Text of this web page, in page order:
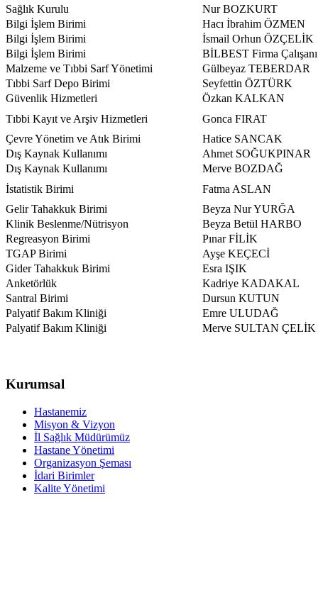
Sağlık Kurulu
Nur BOZKURT
Bilgi İşlem Birimi
Hacı İbrahim ÖZMEN
Bilgi İşlem Birimi
İsmail Orhun ÖZÇELİK
Bilgi İşlem Birimi
BİLBEST Firma Çalışanı
Malzeme ve Tıbbi Sarf Yönetimi
Gülbeyaz TEBERDAR
Tıbbi Sarf Depo Birimi
Seyfettin ÖZTÜRK
Güvenlik Hizmetleri
Özkan KALKAN
Tıbbi Kayıt ve Arşiv Hizmetleri
Gonca FIRAT
Çevre Yönetim ve Atık Birimi
Hatice SANCAK
Dış Kaynak Kullanımı
Ahmet SOĞUKPINAR
Dış Kaynak Kullanımı
Merve BOZDAĞ
İstatistik Birimi
Fatma ASLAN
Gelir Tahakkuk Birimi
Beyza Nur YURĞA
Klinik Beslenme/Nütrisyon
Beyza Betül HARBO
Regreasyon Birimi
Pınar FİLİK
TGAP Birimi
Ayşe KEÇECİ
Gider Tahakkuk Birimi
Esra IŞIK
Anketörlük
Kadriye KADAKAL
Santral Birimi
Dursun KUTUN
Palyatif Bakım Kliniği
Emre ULUDAĞ
Palyatif Bakım Kliniği
Merve SULTAN ÇELİK
Kurumsal
Hastanemiz
Misyon & Vizyon
İl Sağlık Müdürümüz
Hastane Yönetimi
Organizasyon Şeması
İdari Birimler
Kalite Yönetimi